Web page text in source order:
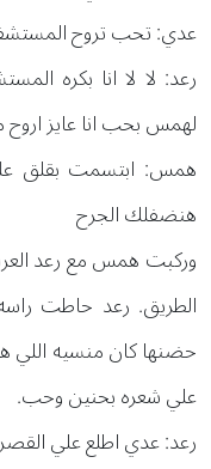
عدي: تحب تروح
رعد: لا لا انا بكره
لهمس بحب انا عايز
همس: ابتسمت بقلق
هنضفلك الجرح
وركبت همس مع رعد
الطريق. رعد حاطت
حضنها كان منسيه
علي شعره بحنين وحب.
رعد: عدي اطلع علي